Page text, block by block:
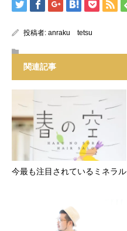
投稿者: anraku tetsu
関連記事
今最も注目されているミネラル